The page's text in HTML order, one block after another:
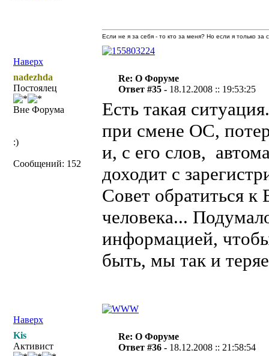
Наверх
Если не я за себя - то кто за меня? Но если я только
nadezhda
Постоялец
Вне Форума
:)
Сообщений: 152
Re: О Форуме
Ответ #35 - 18.12.2008 :: 19:53:25
Есть такая
при смене ОС,
и, с его слов,
доходит с
Совет обратиться
человека...
информацией,
быть, мы так и
Наверх
Kis
Активист
Re: О Форуме
Ответ #36 - 18.12.2008 :: 21:58:54